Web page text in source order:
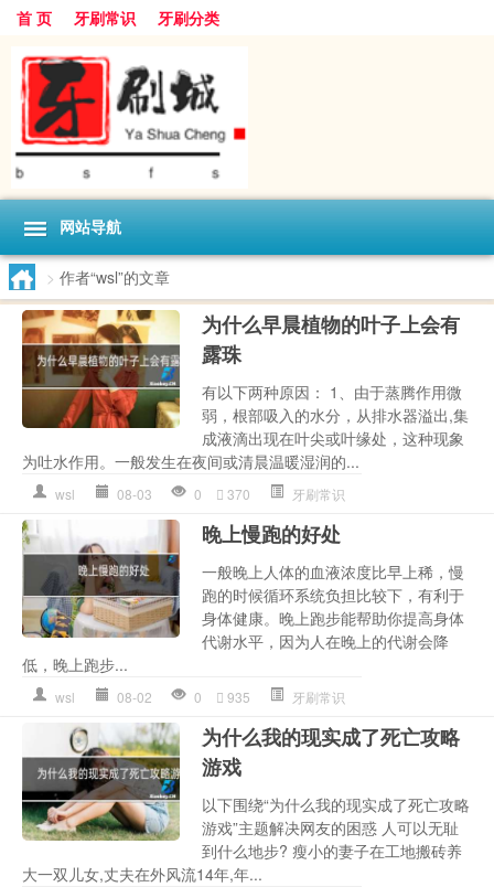
首 页 牙刷常识 牙刷分类
网站导航
> 作者“wsl”的文章
为什么早晨植物的叶子上会有
露珠
有以下两种原因： 1、由于蒸腾作用微
弱，根部吸入的水分，从排水器溢出,集
成液滴出现在叶尖或叶缘处，这种现象
为吐水作用。一般发生在夜间或清晨温暖湿润的...
wsl 08-03 0 370 牙刷常识
晚上慢跑的好处
一般晚上人体的血液浓度比早上稀，慢
跑的时候循环系统负担比较下，有利于
身体健康。晚上跑步能帮助你提高身体
代谢水平，因为人在晚上的代谢会降
低，晚上跑步...
wsl 08-02 0 935 牙刷常识
为什么我的现实成了死亡攻略
游戏
以下围绕“为什么我的现实成了死亡攻略
游戏”主题解决网友的困惑 人可以无耻
到什么地步? 瘦小的妻子在工地搬砖养
大一双儿女,丈夫在外风流14年,年...